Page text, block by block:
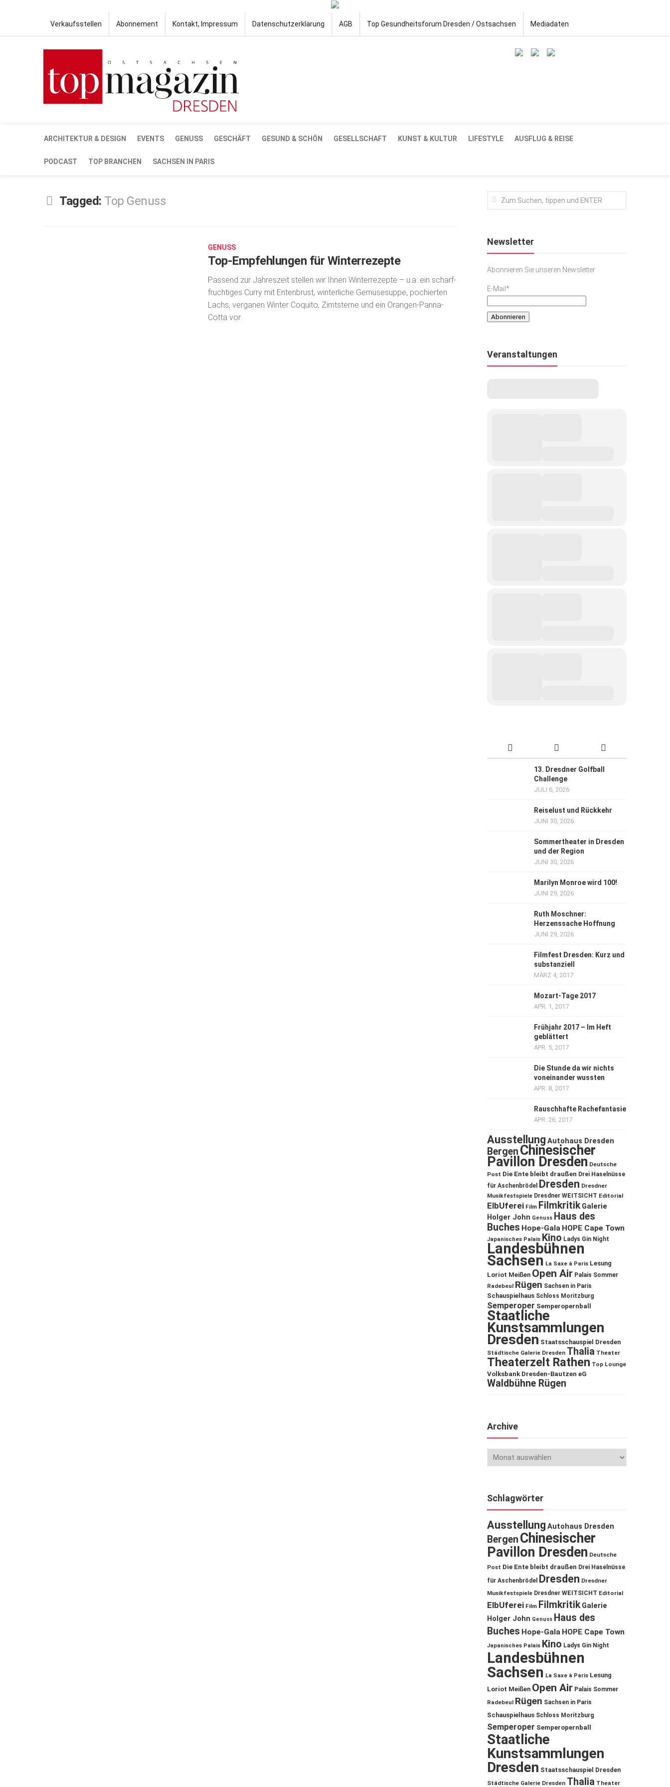
Verkaufsstellen Abonnement Kontakt, Impressum Datenschutzerklärung AGB Top Gesundheitsforum Dresden / Ostsachsen Mediadaten
ARCHITEKTUR & DESIGN EVENTS GENUSS GESCHÄFT GESUND & SCHÖN GESELLSCHAFT KUNST & KULTUR LIFESTYLE AUSFLUG & REISE
PODCAST TOP BRANCHEN SACHSEN IN PARIS
Tagged: Top Genuss
GENUSS
Top-Empfehlungen für Winterrezepte
Passend zur Jahreszeit stellen wir Ihnen Winterrezepte – u.a. ein scharf-
fruchtiges Curry mit Entenbrust, winterliche Gemüsesuppe, pochierten
Lachs, verganen Winter Coquito, Zimtsterne und ein Orangen-Panna-
Cotta vor.
Newsletter
Abonnieren Sie unseren Newsletter
E-Mail*
Veranstaltungen
13. Dresdner Golfball
Challenge
JULI 6, 2026
Reiselust und Rückkehr
JUNI 30, 2026
Sommertheater in Dresden
und der Region
JUNI 30, 2026
Marilyn Monroe wird 100!
JUNI 29, 2026
Ruth Moschner:
Herzenssache Hoffnung
JUNI 29, 2026
Filmfest Dresden: Kurz und
substanziell
MÄRZ 4, 2017
Mozart-Tage 2017
APR. 1, 2017
Frühjahr 2017 – Im Heft
geblättert
APR. 5, 2017
Die Stunde da wir nichts
voneinander wussten
APR. 8, 2017
Rauschhafte Rachefantasie
APR. 26, 2017
Ausstellung Autohaus Dresden
Bergen Chinesischer
Pavillon Dresden Deutsche
Post Die Ente bleibt draußen Drei Haselnüsse
für Aschenbrödel
Dresden Dresdner
Musikfestspiele Dresdner WEITSICHT Editorial
ElbUferei Film Filmkritik Galerie
Holger John Genuss Haus des
Buches Hope-Gala HOPE Cape Town
Japanisches Palais Kino Ladys Gin Night
Landesbühnen
Sachsen La Saxe à Paris Lesung
Loriot Meißen Open Air Palais Sommer
Radebeul Rügen Sachsen in Paris
Schauspielhaus Schloss Moritzburg
Semperoper Semperopernball
Staatliche
Kunstsammlungen
Dresden Staatsschauspiel Dresden
Städtische Galerie Dresden Thalia Theater
Theaterzelt Rathen Top Lounge
Volksbank Dresden-Bautzen eG
Waldbühne Rügen
Archive
Schlagwörter
Ausstellung Autohaus Dresden
Bergen Chinesischer
Pavillon Dresden Deutsche
Post Die Ente bleibt draußen Drei Haselnüsse
für Aschenbrödel
Dresden Dresdner
Musikfestspiele Dresdner WEITSICHT Editorial
ElbUferei Film Filmkritik Galerie
Holger John Genuss Haus des
Buches Hope-Gala HOPE Cape Town
Japanisches Palais Kino Ladys Gin Night
Landesbühnen
Sachsen La Saxe à Paris Lesung
Loriot Meißen Open Air Palais Sommer
Radebeul Rügen Sachsen in Paris
Schauspielhaus Schloss Moritzburg
Semperoper Semperopernball
Staatliche
Kunstsammlungen
Dresden Staatsschauspiel Dresden
Städtische Galerie Dresden Thalia Theater